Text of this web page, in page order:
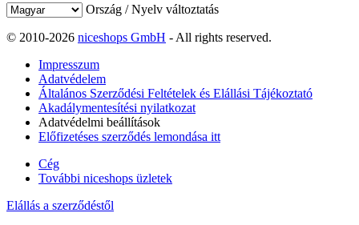
Ország / Nyelv változtatás
© 2010-2026 niceshops GmbH - All rights reserved.
Impresszum
Adatvédelem
Általános Szerződési Feltételek és Elállási Tájékoztató
Akadálymentesítési nyilatkozat
Adatvédelmi beállítások
Előfizetéses szerződés lemondása itt
Cég
További niceshops üzletek
Elállás a szerződéstől